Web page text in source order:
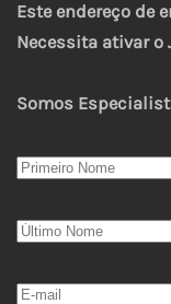
Este endereço de
Necessita ativar o
Somos